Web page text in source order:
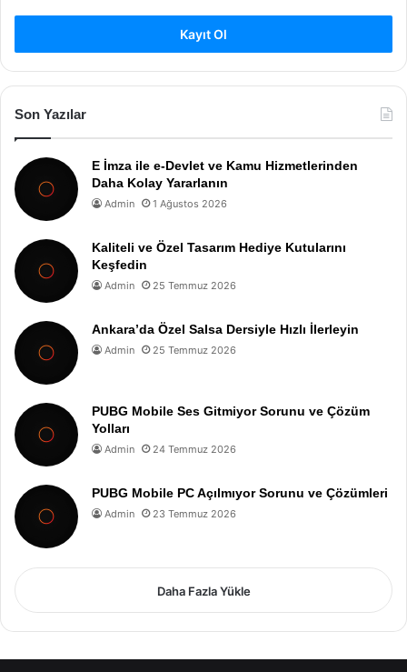
Kayıt Ol
Son Yazılar
E İmza ile e-Devlet ve Kamu Hizmetlerinden
Daha Kolay Yararlanın
Admin 1 Ağustos 2026
Kaliteli ve Özel Tasarım Hediye Kutularını
Keşfedin
Admin 25 Temmuz 2026
Ankara’da Özel Salsa Dersiyle Hızlı İlerleyin
Admin 25 Temmuz 2026
PUBG Mobile Ses Gitmiyor Sorunu ve Çözüm
Yolları
Admin 24 Temmuz 2026
PUBG Mobile PC Açılmıyor Sorunu ve Çözümleri
Admin 23 Temmuz 2026
Daha Fazla Yükle